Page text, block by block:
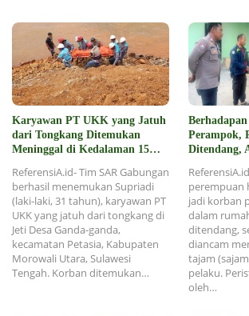
Karyawan PT UKK yang Jatuh
dari Tongkang Ditemukan
Meninggal di Kedalaman 15
ReferensiA.id- Tim SAR Gabungan
berhasil menemukan Supriadi
(laki-laki, 31 tahun), karyawan PT
UKK yang jatuh dari tongkang di
Jeti Desa Ganda-ganda,
kecamatan Petasia, Kabupaten
Morowali Utara, Sulawesi
Tengah. Korban ditemukan…
Perampok,
Ditendang,
perempuan
jadi korban
dalam
ditendang,
diancam
tajam
pelaku.
oleh…